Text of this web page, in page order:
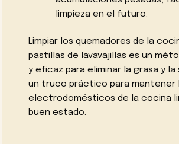
limpieza en el futuro.
Limpiar los quemadores de la
pastillas de lavavajillas es un
y eficaz para eliminar la grasa y la
un truco práctico para mantener
electrodomésticos de la cocina
buen estado.